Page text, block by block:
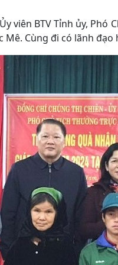
viên BTV Tỉnh ủy,
Cùng đi có lãnh đạo